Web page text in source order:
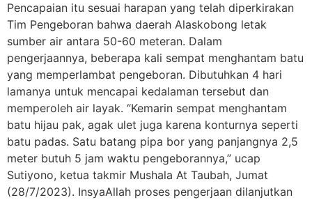
Pencapaian itu sesuai harapan yang telah diperkirakan
Tim Pengeboran bahwa daerah Alaskobong letak
sumber air antara 50-60 meteran. Dalam
pengerjaannya, beberapa kali sempat menghantam batu
yang memperlambat pengeboran. Dibutuhkan 4 hari
lamanya untuk mencapai kedalaman tersebut dan
memperoleh air layak. “Kemarin sempat menghantam
batu hijau pak, agak ulet juga karena konturnya seperti
batu padas. Satu batang pipa bor yang panjangnya 2,5
meter butuh 5 jam waktu pengeborannya,” ucap
Sutiyono, ketua takmir Mushala At Taubah, Jumat
(28/7/2023). InsyaAllah proses pengerjaan dilanjutkan